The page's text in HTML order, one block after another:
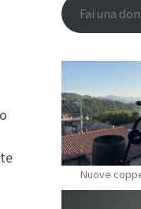
Fai una
Nuove